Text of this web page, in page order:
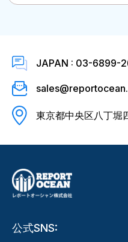
JAPAN : 03-6899-
東京都中央区八丁堀
公式SNS: